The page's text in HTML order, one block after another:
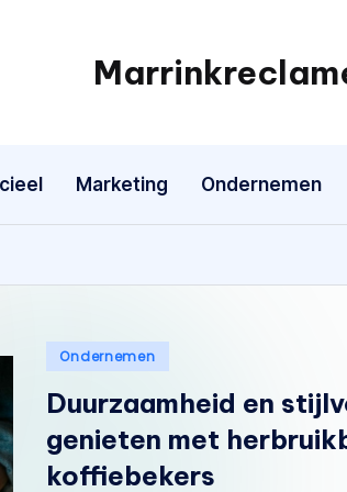
Marketing Ondernemen
Geplaatst
Ondernemen
Duurzaamheid en
genieten met
koffiebekers